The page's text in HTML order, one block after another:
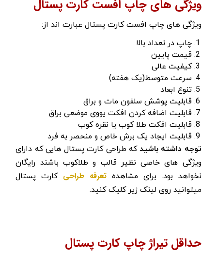
ویژگی های چاپ افست کارت پستال
ویژگی های چاپ افست کارت پستال عبارت اند از:
چاپ در تعداد بالا
قیمت پایین
کیفیت عالی
سرعت متوسط(یک هفته)
تنوع ابعاد
قابلیت پوشش سلفون مات و براق
قابلیت اضافه کردن افکت یووی موضعی براق
قابلیت افکت طلا کوب یا نقره کوب
قابلیت ایجاد یک برش خاص و منحصر به فرد
توجه داشته باشیدکه طراحی کارت پستال هایی که دارای
ویژگی های خاصی نظیر قالب و طلاکوب باشند رایگان
نخواهد بود. برای مشاهده تعرفه طراحی کارت پستال
میتوانید روی لینک زیر کلیک کنید.
حداقل تیراژ چاپ کارت پستال